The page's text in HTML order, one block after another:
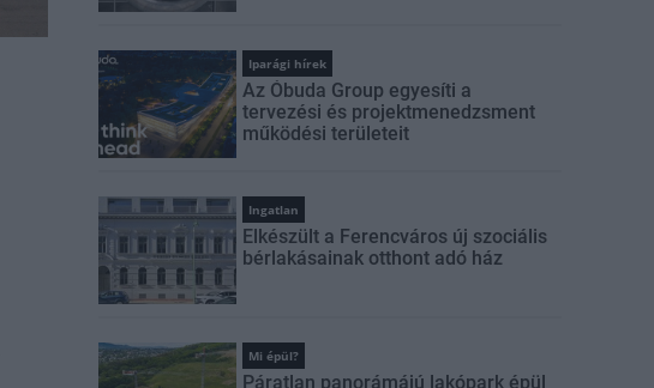
Iparági hírek
Az Óbuda Group egyesíti a
tervezési és projektmenedzsment
működési területeit
Ingatlan
Elkészült a Ferencváros új szociális
bérlakásainak otthont adó ház
Mi épül?
Páratlan panorámájú lakópark épül